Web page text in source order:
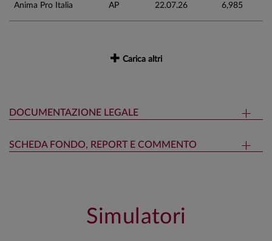
Anima Pro Italia AP 22.07.26 6,985
Carica altri
DOCUMENTAZIONE LEGALE
SCHEDA FONDO, REPORT E COMMENTO
Simulatori